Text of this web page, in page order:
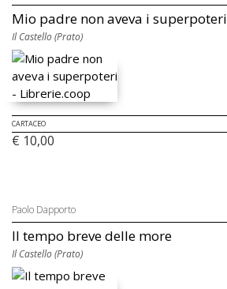
Mio padre non aveva i superpoteri
Il Castello (Prato)
CARTACEO
€ 10,00
Paolo Dapporto
Il tempo breve delle more
Il Castello (Prato)